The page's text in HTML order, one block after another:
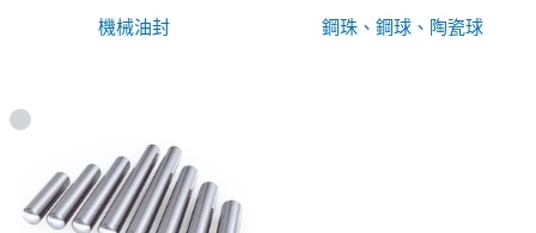
機械油封 鋼珠、鋼球、陶瓷球